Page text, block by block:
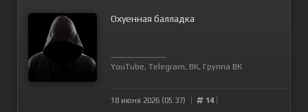
Охуенная балладка
--------------------
YouTube, Telegram, ВК, Группа ВК
18 июня 2026 (05:37) 14